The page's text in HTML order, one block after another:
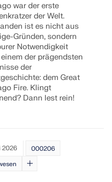
Zonenkarten zur
seismischen Daten.
war der erste
der Welt.
ist es nicht aus
Gründen, sondern
Notwendigkeit
der prägendsten
der
dem Great
Fire. Klingt
Dann lest rein!
2026
000206